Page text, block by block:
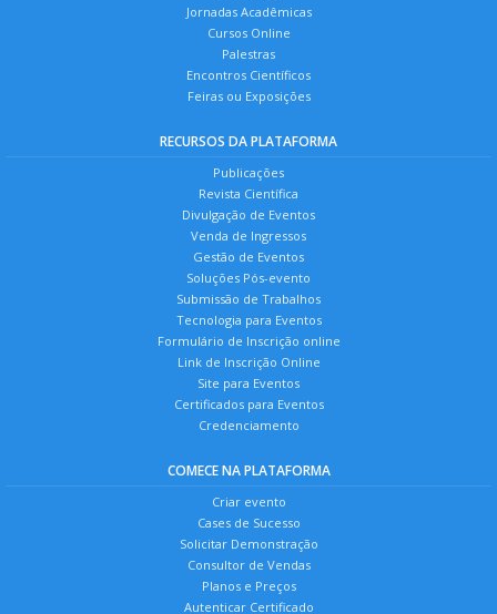
Jornadas Acadêmicas
Cursos Online
Palestras
Encontros Científicos
Feiras ou Exposições
RECURSOS DA PLATAFORMA
Publicações
Revista Científica
Divulgação de Eventos
Venda de Ingressos
Gestão de Eventos
Soluções Pós-evento
Submissão de Trabalhos
Tecnologia para Eventos
Formulário de Inscrição online
Link de Inscrição Online
Site para Eventos
Certificados para Eventos
Credenciamento
COMECE NA PLATAFORMA
Criar evento
Cases de Sucesso
Solicitar Demonstração
Consultor de Vendas
Planos e Preços
Autenticar Certificado